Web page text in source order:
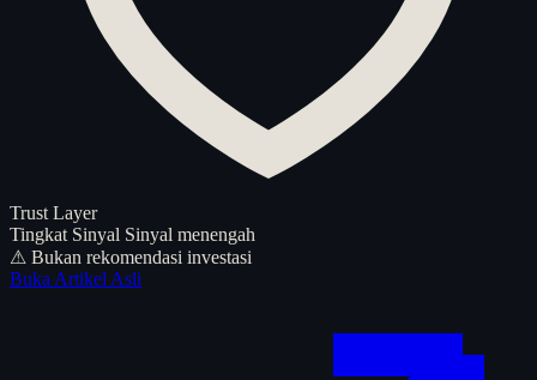
Trust Layer
Tingkat Sinyal Sinyal menengah
⚠ Bukan rekomendasi investasi
Buka Artikel Asli